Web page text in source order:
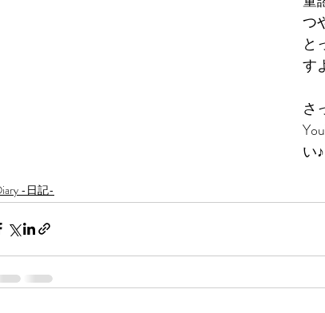
つ
と
す
さ
-日記-